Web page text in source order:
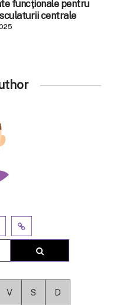
funcționale pentru
centrale
V S D